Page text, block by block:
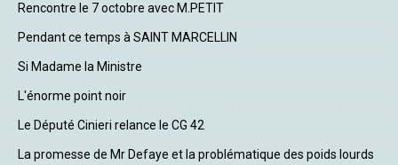
Rencontre le 7 octobre avec M.PETIT
Pendant ce temps à SAINT MARCELLIN
Si Madame la Ministre
L'énorme point noir
Le Député Cinieri relance le CG 42
La promesse de Mr Defaye et la problématique des poids lourds